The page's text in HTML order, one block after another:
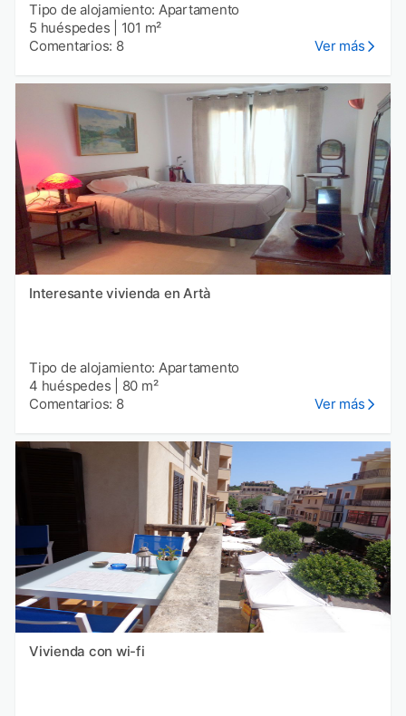
Tipo de alojamiento: Apartamento
5 huéspedes
101 m²
Comentarios: 8
Ver más
Interesante vivienda en Artà
Tipo de alojamiento: Apartamento
4 huéspedes
80 m²
Comentarios: 8
Ver más
Vivienda con wi-fi